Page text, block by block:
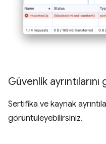
Güvenlik
Sertifika ve kaynak
görüntüleyebilirsiniz.